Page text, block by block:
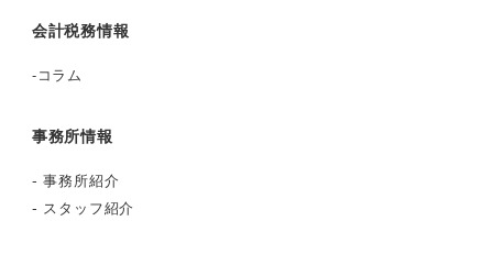
会計税務情報
-コラム
事務所情報
-事務所紹介
- スタッフ紹介